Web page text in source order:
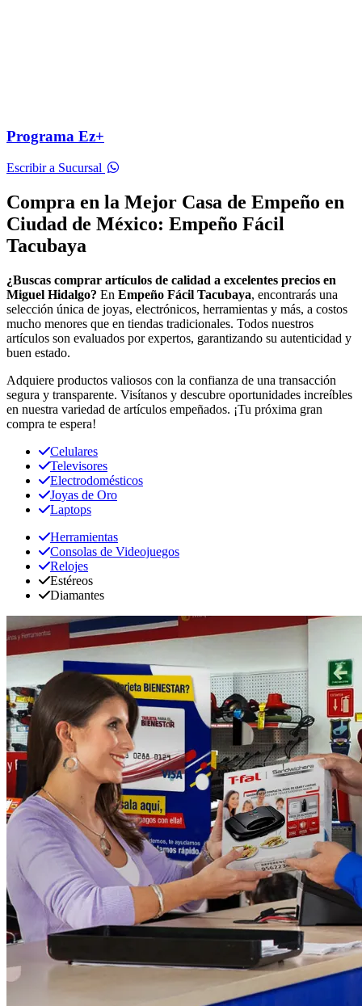
Programa Ez+
Escribir a Sucursal
Compra en la Mejor Casa de Empeño en
Ciudad de México: Empeño Fácil
Tacubaya
¿Buscas comprar artículos de calidad a excelentes precios en
Miguel Hidalgo? En Empeño Fácil Tacubaya, encontrarás una
selección única de joyas, electrónicos, herramientas y más, a costos
mucho menores que en tiendas tradicionales. Todos nuestros
artículos son evaluados por expertos, garantizando su autenticidad y
buen estado.
Adquiere productos valiosos con la confianza de una transacción
segura y transparente. Visítanos y descubre oportunidades increíbles
en nuestra variedad de artículos empeñados. ¡Tu próxima gran
compra te espera!
Celulares
Televisores
Electrodomésticos
Joyas de Oro
Laptops
Herramientas
Consolas de Videojuegos
Relojes
Estéreos
Diamantes